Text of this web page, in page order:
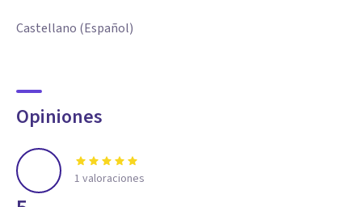
Castellano (Español)
Opiniones
1 valoraciones